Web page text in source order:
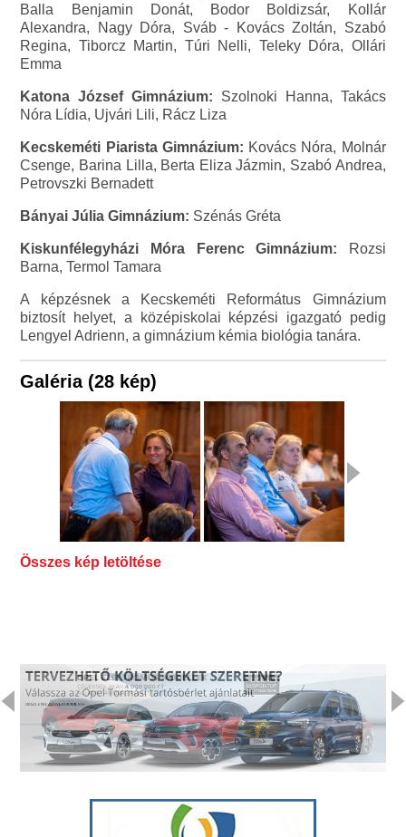
Balla Benjamin Donát, Bodor Boldizsár, Kollár
Alexandra, Nagy Dóra, Sváb - Kovács Zoltán, Szabó
Regina, Tiborcz Martin, Túri Nelli, Teleky Dóra, Ollári
Emma
Katona József Gimnázium: Szolnoki Hanna, Takács
Nóra Lídia, Ujvári Lili, Rácz Liza
Kecskeméti Piarista Gimnázium: Kovács Nóra, Molnár
Csenge, Barina Lilla, Berta Eliza Jázmin, Szabó Andrea,
Petrovszki Bernadett
Bányai Júlia Gimnázium: Szénás Gréta
Kiskunfélegyházi Móra Ferenc Gimnázium: Rozsi
Barna, Termol Tamara
A képzésnek a Kecskeméti Református Gimnázium
biztosít helyet, a középiskolai képzési igazgató pedig
Lengyel Adrienn, a gimnázium kémia biológia tanára.
Galéria (28 kép)
Összes kép letöltése